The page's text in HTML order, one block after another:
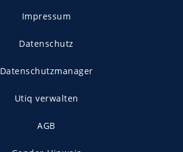
Impressum
Datenschutz
Datenschutzmanager
Utiq verwalten
AGB